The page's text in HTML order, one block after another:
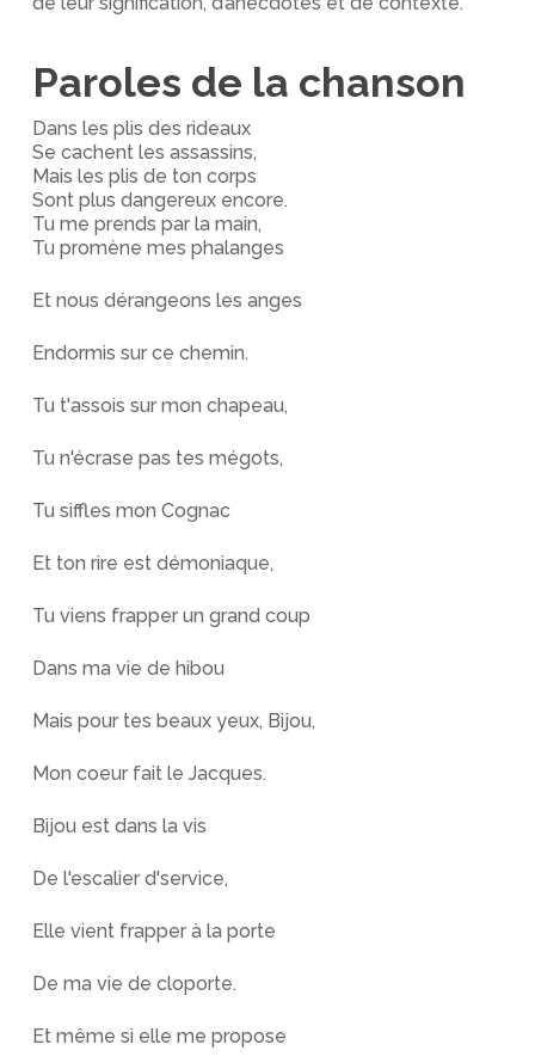
Paroles de la chanson
Dans les plis des rideaux
Se cachent les assassins,
Mais les plis de ton corps
Sont plus dangereux encore.
Tu me prends par la main,
Tu promène mes phalanges
Et nous dérangeons les anges
Endormis sur ce chemin.
Tu t'assois sur mon chapeau,
Tu n'écrase pas tes mégots,
Tu siffles mon Cognac
Et ton rire est démoniaque,
Tu viens frapper un grand coup
Dans ma vie de hibou
Mais pour tes beaux yeux, Bijou,
Mon coeur fait le Jacques.
Bijou est dans la vis
De l'escalier d'service,
Elle vient frapper à la porte
De ma vie de cloporte.
Et même si elle me propose